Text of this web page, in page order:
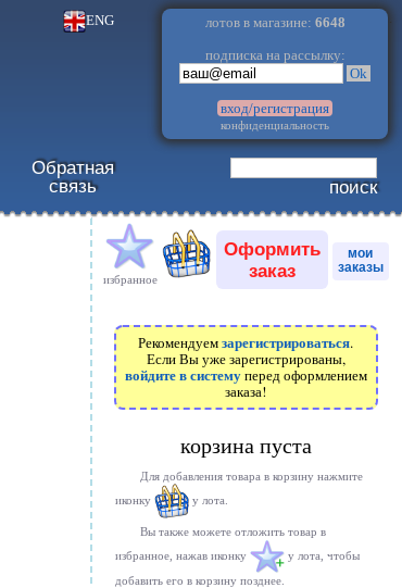
ENG лотов в магазине: 6648
подписка на рассылку:
Ok
вход/регистрация
конфиденциальность
.
Обратная
связь
поиск
избранное
Оформить
заказ
мои
заказы
Рекомендуемзарегистрироваться.
Если Вы уже зарегистрированы,
войдите в системуперед оформлением
заказа!